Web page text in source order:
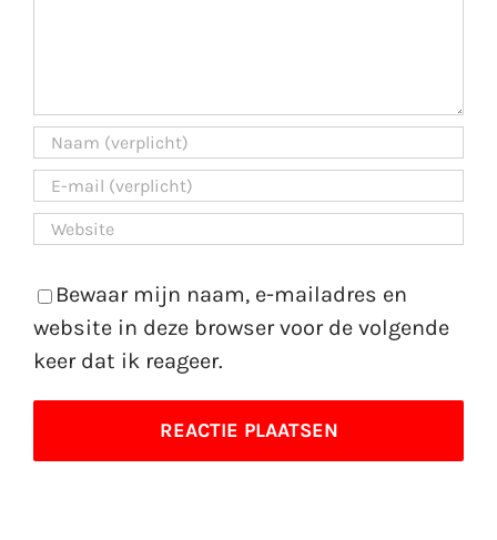
Bewaar mijn naam, e-mailadres en
website in deze browser voor de volgende
keer dat ik reageer.